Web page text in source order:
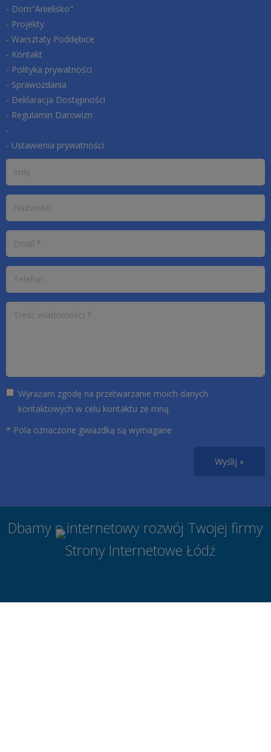
- Dom"Anielisko"
- Projekty
- Warsztaty Poddębice
- Kontakt
- Polityka prywatności
- Sprawozdania
- Deklaracja Dostępności
- Regulamin Darowizn
-
- Ustawienia prywatności
Wyrażam zgodę na przetwarzanie moich danych
kontaktowych w celu kontaktu ze mną.
* Pola oznaczone gwiazdką są wymagane
Wyślij »
Dbamy o internetowy rozwój Twojej firmy